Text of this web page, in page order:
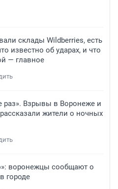
склады Wildberries, есть
известно об ударах, и что
— главное
раз». Взрывы в Воронеже и
жители о ночных
воронежцы сообщают о
городе